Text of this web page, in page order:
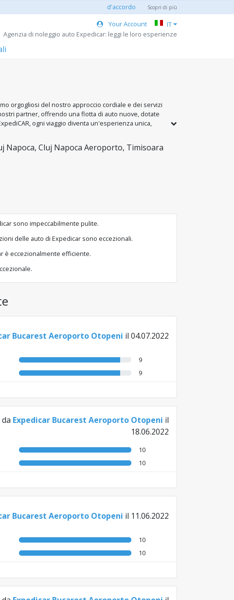
d'accordo Scopri di più
Your Account
IT
Agenzia di noleggio auto Expedicar: leggi le loro esperienze
orgogliosi del nostro approccio cordiale e dei servizi
partner, offrendo una flotta di auto nuove, dotate
ogni viaggio diventa un'esperienza unica,
Napoca, Cluj Napoca Aeroporto, Timisoara
sono impeccabilmente pulite.
delle auto di Expedicar sono eccezionali.
è eccezionalmente efficiente.
Bucarest Aeroporto Otopeni il 04.07.2022
9
9
da Expedicar Bucarest Aeroporto Otopeni il
18.06.2022
10
10
Bucarest Aeroporto Otopeni il 11.06.2022
10
10